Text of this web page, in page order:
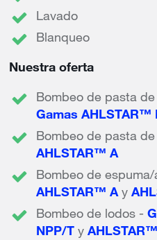
Lavado
Blanqueo
Nuestra oferta
Bombeo de pasta
Gamas AHLSTAR™
Bombeo de pasta
AHLSTAR™ A
Bombeo de
AHLSTAR™ A y
Bombeo de lodos -
NPP/T y